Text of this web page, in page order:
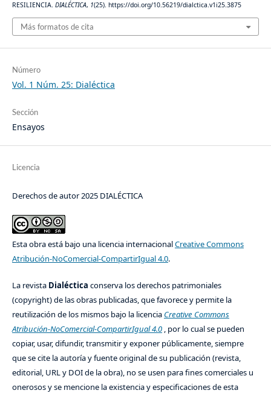
RESILIENCIA. DIALÉCTICA, 1(25). https://doi.org/10.56219/dialctica.v1i25.3875
Más formatos de cita
Número
Vol. 1 Núm. 25: Dialéctica
Sección
Ensayos
Licencia
Derechos de autor 2025 DIALÉCTICA
Esta obra está bajo una licencia internacionalCreative Commons
Atribución-NoComercial-CompartirIgual 4.0.
La revista Dialéctica conserva los derechos patrimoniales
(copyright) de las obras publicadas, que favorece y permite la
reutilización de los mismos bajo la licencia Creative Commons
Atribución-NoComercial-CompartirIgual 4.0, por lo cual se pueden
copiar, usar, difundir, transmitir y exponer públicamente, siempre
que se cite la autoría y fuente original de su publicación (revista,
editorial, URL y DOI de la obra), no se usen para fines comerciales u
onerosos y se mencione la existencia y especificaciones de esta